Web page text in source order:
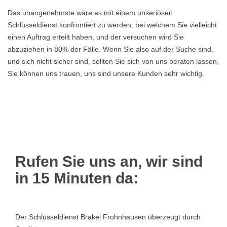
Das unangenehmste wäre es mit einem unseriösen
Schlüsseldienst konfrontiert zu werden, bei welchem Sie vielleicht
einen Auftrag erteilt haben, und der versuchen wird Sie
abzuziehen in 80% der Fälle. Wenn Sie also auf der Suche sind,
und sich nicht sicher sind, sollten Sie sich von uns beraten lassen,
Sie können uns trauen, uns sind unsere Kunden sehr wichtig.
Rufen Sie uns an, wir sind
in 15 Minuten da:
Der Schlüsseldienst Brakel Frohnhausen überzeugt durch